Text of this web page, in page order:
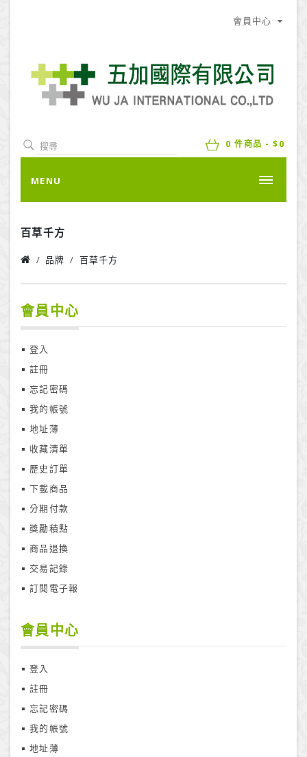
會員中心
0 件商品 - $0
MENU
百草千方
品牌 百草千方
會員中心
登入
註冊
忘記密碼
我的帳號
地址薄
收藏清單
歷史訂單
下載商品
分期付款
獎勵積點
商品退換
交易記錄
訂閱電子報
會員中心
登入
註冊
忘記密碼
我的帳號
地址薄